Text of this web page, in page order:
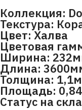
Коллекция:
Текстура:
Цвет: Халва
Цветовая
Ширина:
Длина:
Толщина:
Площадь:
Статус на